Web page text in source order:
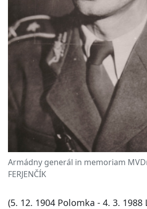
Armádny generál in memoriam
FERJENČÍK
(5. 12. 1904 Polomka - 4. 3.